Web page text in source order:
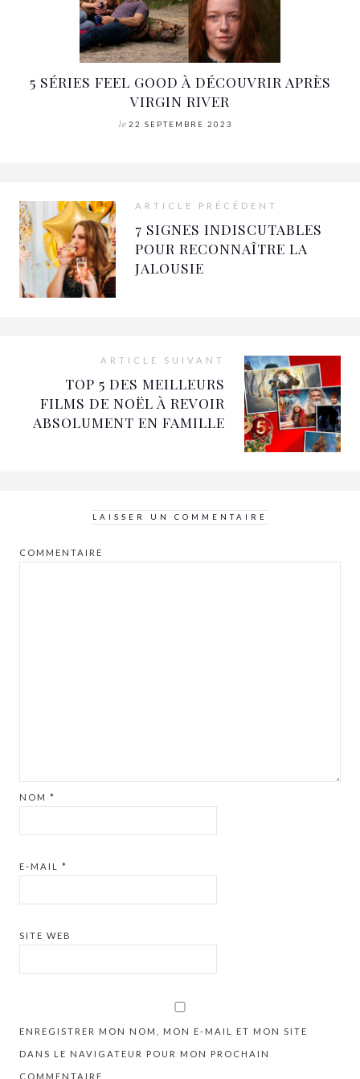
5 SÉRIES FEEL GOOD À DÉCOUVRIR APRÈS
VIRGIN RIVER
le 22 SEPTEMBRE 2023
ARTICLE PRÉCÉDENT
7 SIGNES INDISCUTABLES
POUR RECONNAÎTRE LA
JALOUSIE
ARTICLE SUIVANT
TOP 5 DES MEILLEURS
FILMS DE NOËL À REVOIR
ABSOLUMENT EN FAMILLE
LAISSER UN COMMENTAIRE
COMMENTAIRE
NOM *
E-MAIL *
SITE WEB
ENREGISTRER MON NOM, MON E-MAIL ET MON SITE
DANS LE NAVIGATEUR POUR MON PROCHAIN
COMMENTAIRE.